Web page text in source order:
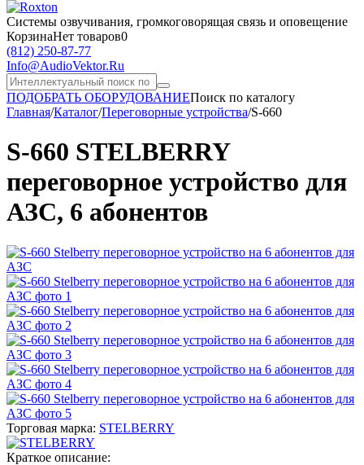
Системы озвучивания, громкоговорящая связь и оповещение
КорзинаНет товаров0
(812) 250-87-77
Info@AudioVektor.Ru
ПОДОБРАТЬ ОБОРУДОВАНИЕПоиск по каталогу
Главная/Каталог/Переговорные устройства/S-660
S-660 STELBERRY
переговорное устройство для
АЗС, 6 абонентов
Торговая марка: STELBERRY
Краткое описание: